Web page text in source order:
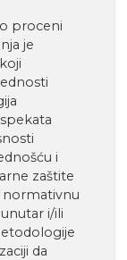
proceni
je
i
zaštite
normativnu
i/ili
da